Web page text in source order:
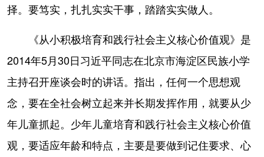
择。要笃实，扎扎实实干事，踏踏实实做人。
《从小积极培育和践行社会主义核心价值观》是
2014年5月30日习近平同志在北京市海淀区民族小学
主持召开座谈会时的讲话。指出，任何一个思想观
念，要在全社会树立起来并长期发挥作用，就要从少
年儿童抓起。少年儿童培育和践行社会主义核心价值
观，要适应年龄和特点，主要是要做到记住要求、心